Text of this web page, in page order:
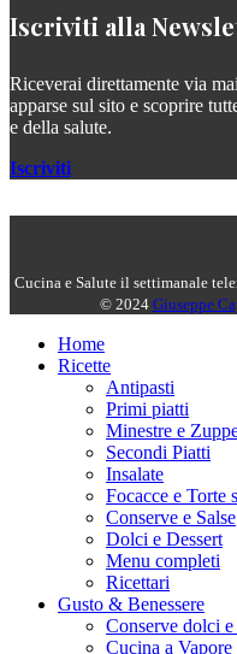
Iscriviti alla
Riceverai direttamente via
apparse sul sito e scoprire
e della salute.
Iscriviti
Cucina e Salute il settimanale
© 2024 Giuseppe
Home
Ricette
Antipasti
Primi piatti
Minestre e
Secondi Piatti
Insalate
Focacce e Torte
Conserve e Salse
Dolci e Dessert
Menu completi
Ricettari
Gusto & Benessere
Conserve dolci e
Cucina a Vapore